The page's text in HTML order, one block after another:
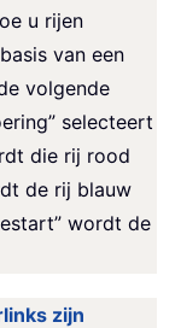
u rijen
van een
volgende
selecteert
die rij rood
de rij blauw
wordt de
zijn